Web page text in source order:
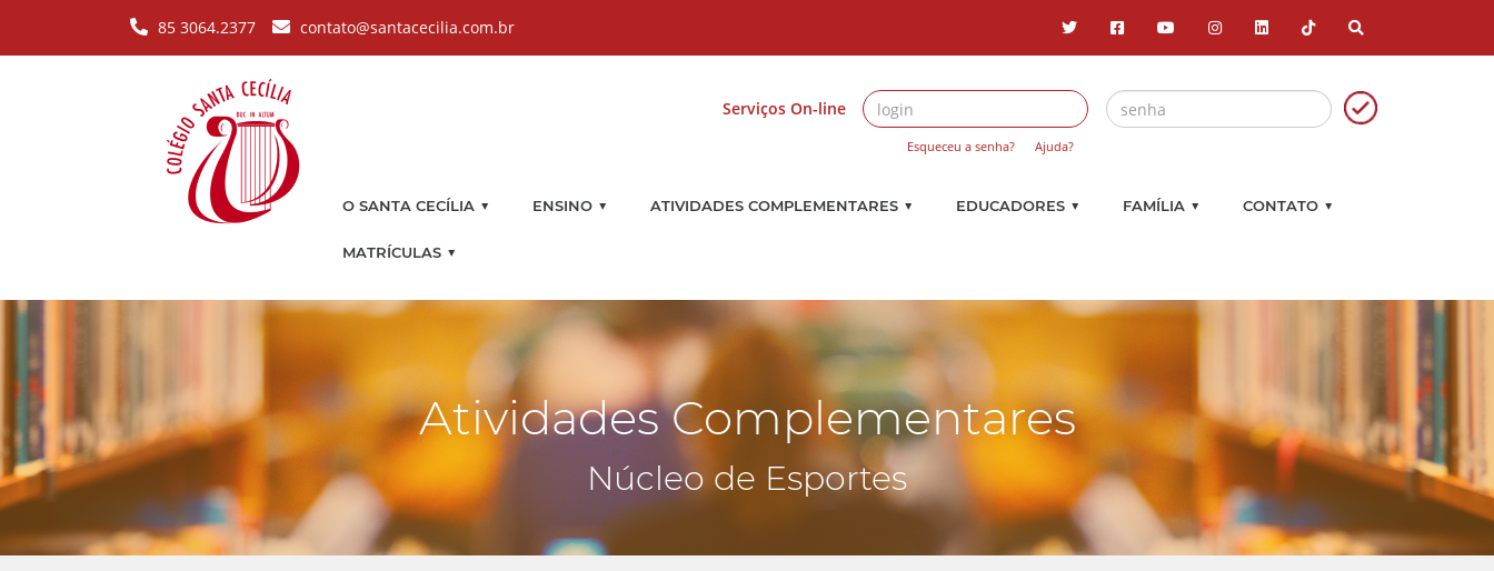
85 3064.2377 contato@santacecilia.com.br
Serviços On-line
Esqueceu a senha? Ajuda?
O SANTA CECÍLIA ▼ ENSINO ▼ ATIVIDADES COMPLEMENTARES ▼ EDUCADORES ▼ FAMÍLIA ▼ CONTATO ▼
MATRÍCULAS ▼
Atividades Complementares
Núcleo de Esportes